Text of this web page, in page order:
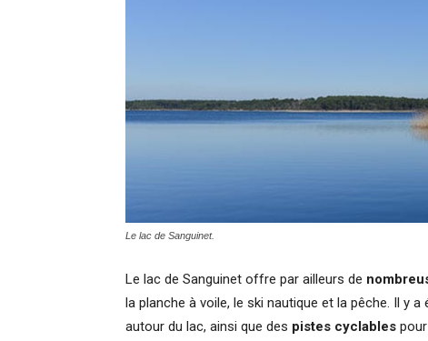
Le lac de Sanguinet.
Le lac de Sanguinet offre par ailleurs de
la planche à voile, le ski nautique et la pêche. Il y
autour du lac, ainsi que des pistes cyclables